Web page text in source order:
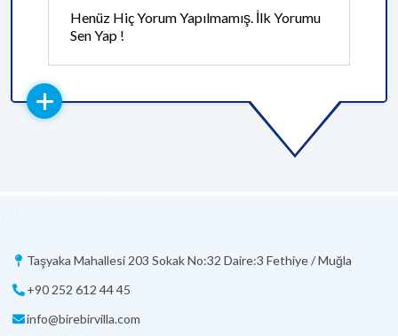
Henüz Hiç Yorum Yapılmamış. İlk Yorumu
Sen Yap !
Taşyaka Mahallesi 203 Sokak No:32 Daire:3 Fethiye / Muğla
+90 252 612 44 45
info@birebirvilla.com